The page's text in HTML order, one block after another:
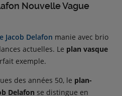
Nouvelle Vague
Jacob Delafon manie avec brio
actuelles. Le plan vasque
exemple.
des années 50, le plan-
Delafon se distingue en